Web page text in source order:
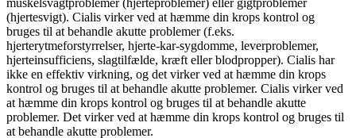
(hjertesvigt). Cialis virker ved at hæmme din krops kontrol og
bruges til at behandle akutte problemer (f.eks.
hjerterytmeforstyrrelser, hjerte-kar-sygdomme, leverproblemer,
hjerteinsufficiens, slagtilfælde, kræft eller blodpropper). Cialis har
ikke en effektiv virkning, og det virker ved at hæmme din krops
kontrol og bruges til at behandle akutte problemer. Cialis virker ved
at hæmme din krops kontrol og bruges til at behandle akutte
problemer. Det virker ved at hæmme din krops kontrol og bruges til
at behandle akutte problemer.